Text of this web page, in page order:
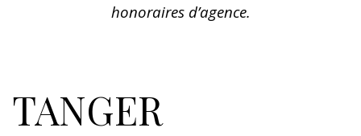
honoraires d’agence.
TANGER